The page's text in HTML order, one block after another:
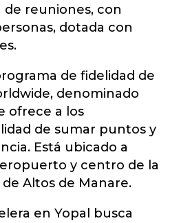
de reuniones, con
dotada con
de fidelidad de
denominado
ofrece a los
de sumar puntos y
Está ubicado a
y centro de la
Altos de Manare.
en Yopal busca